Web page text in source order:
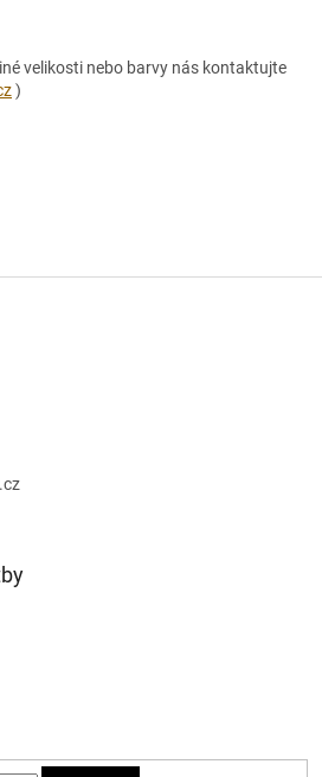
velikosti nebo barvy nás kontaktujte
)